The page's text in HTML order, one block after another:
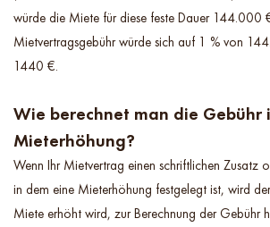
würde die Miete für diese feste Dauer 144.000
Mietvertragsgebühr würde sich auf 1 % von
1440 €.
Wie berechnet man die Gebühr
Mieterhöhung?
Wenn Ihr Mietvertrag einen schriftlichen Zusatz
in dem eine Mieterhöhung festgelegt ist, wird
Miete erhöht wird, zur Berechnung der Gebühr